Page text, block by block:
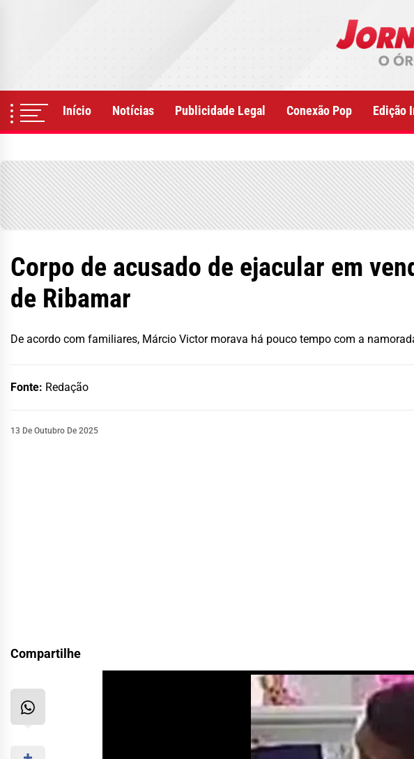
Início Notícias Publicidade Legal Conexão Pop Edição
Corpo de acusado de ejacular em
de Ribamar
De acordo com familiares, Márcio Victor morava há pouco tempo com a
Fonte: Redação
13 De Outubro De 2025
Compartilhe